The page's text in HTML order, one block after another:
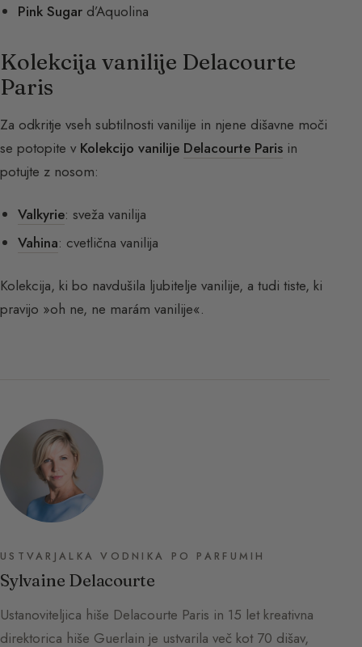
Pink Sugar d’Aquolina
Kolekcija vanilije Delacourte
Paris
Za odkritje vseh subtilnosti vanilije in njene dišavne moči
se potopite v Kolekcijo vanilije Delacourte Paris in
potujte z nosom:
Valkyrie: sveža vanilija
Vahina: cvetlična vanilija
Kolekcija, ki bo navdušila ljubitelje vanilije, a tudi tiste, ki
pravijo »oh ne, ne marám vanilije«.
USTVARJALKA VODNIKA PO PARFUMIH
Sylvaine Delacourte
Ustanoviteljica hiše Delacourte Paris in 15 let kreativna
direktorica hiše Guerlain je ustvarila več kot 70 dišav,